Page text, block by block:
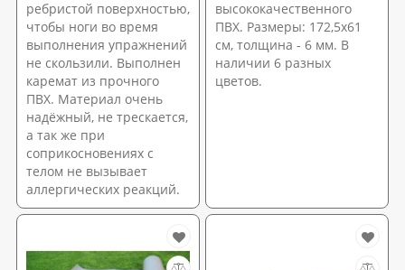
ребристой поверхностью,
чтобы ноги во время
выполнения упражнений
не скользили. Выполнен
каремат из прочного
ПВХ. Материал очень
надёжный, не трескается,
а так же при
соприкосновениях с
телом не вызывает
аллергических реакций.
высококачественного
ПВХ. Размеры: 172,5x61
см, толщина - 6 мм. В
наличии 6 разных
цветов.